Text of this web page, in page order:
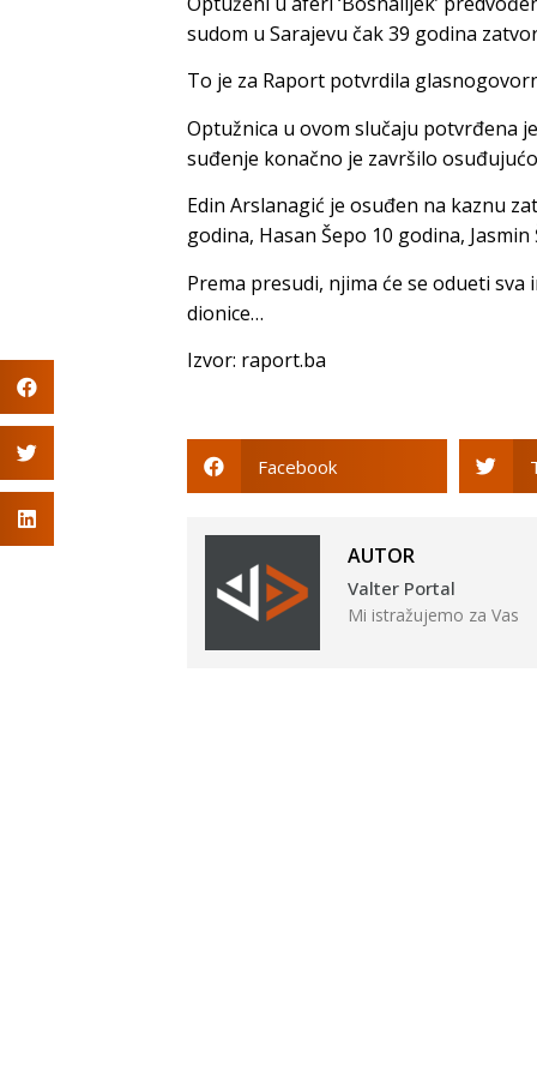
sudom u Sarajevu čak 39 godina
To je za Raport potvrdila
Optužnica u ovom slučaju potvrđena
suđenje konačno je završilo
Edin Arslanagić je osuđen na kaznu
godina, Hasan Šepo 10 godina,
Prema presudi, njima će se odueti
dionice…
Izvor: raport.ba
Facebook
AUTOR
Valter Portal
Mi istražujemo za Vas